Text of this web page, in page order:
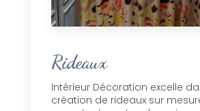
Rideaux
Intérieur Décoration excelle
création de rideaux sur